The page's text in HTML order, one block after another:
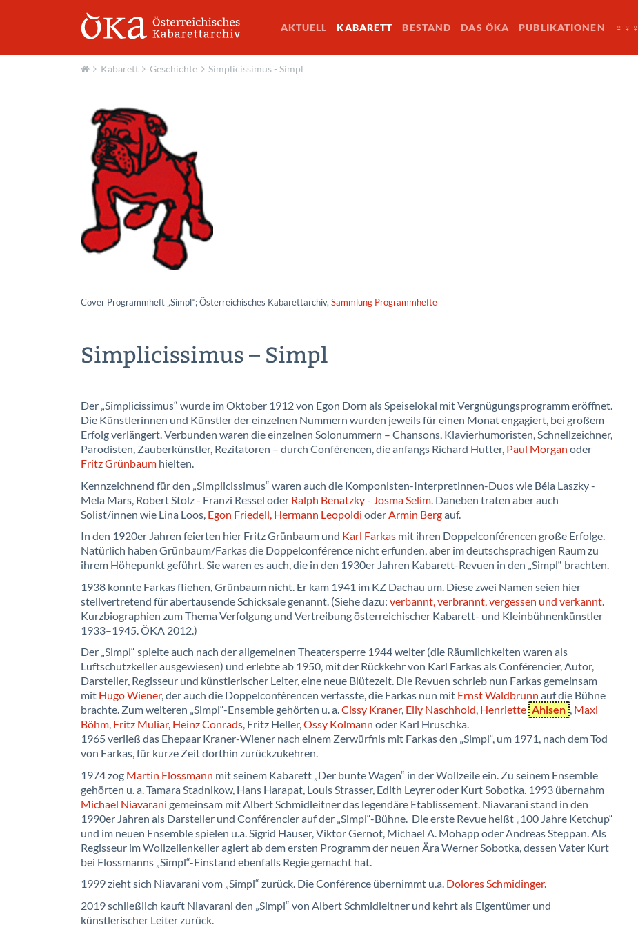
AKTUELL KABARETT BESTAND DAS ÖKA PUBLIKATIONEN ♀♀♀
Kabarett Geschichte Simplicissimus - Simpl
Cover Programmheft „Simpl“; Österreichisches Kabarettarchiv, Sammlung Programmhefte
Simplicissimus – Simpl
Der „Simplicissimus“ wurde im Oktober 1912 von Egon Dorn als Speiselokal mit Vergnügungsprogramm eröffnet.
Die Künstlerinnen und Künstler der einzelnen Nummern wurden jeweils für einen Monat engagiert, bei großem
Erfolg verlängert. Verbunden waren die einzelnen Solonummern – Chansons, Klavierhumoristen, Schnellzeichner,
Parodisten, Zauberkünstler, Rezitatoren – durch Conférencen, die anfangs Richard Hutter, Paul Morgan oder
Fritz Grünbaum hielten.
Kennzeichnend für den „Simplicissimus“ waren auch die Komponisten-Interpretinnen-Duos wie Béla Laszky -
Mela Mars, Robert Stolz - Franzi Ressel oder Ralph Benatzky- Josma Selim. Daneben traten aber auch
Solist/innen wie Lina Loos, Egon Friedell, Hermann Leopoldi oderArmin Bergauf.
In den 1920er Jahren feierten hier Fritz Grünbaum und Karl Farkas mit ihren Doppelconférencen große Erfolge.
Natürlich haben Grünbaum/Farkas die Doppelconférence nicht erfunden, aber im deutschsprachigen Raum zu
ihrem Höhepunkt geführt. Sie waren es auch, die in den 1930er Jahren Kabarett-Revuen in den „Simpl“ brachten.
1938 konnte Farkas fliehen, Grünbaum nicht. Er kam 1941 im KZ Dachau um. Diese zwei Namen seien hier
stellvertretend für abertausende Schicksale genannt. (Siehe dazu: verbannt, verbrannt, vergessen und verkannt.
Kurzbiographien zum Thema Verfolgung und Vertreibung österreichischer Kabarett- und Kleinbühnenkünstler
1933–1945. ÖKA 2012.)
Der „Simpl“ spielte auch nach der allgemeinen Theatersperre 1944 weiter (die Räumlichkeiten waren als
Luftschutzkeller ausgewiesen) und erlebte ab 1950, mit der Rückkehr von Karl Farkas als Conférencier, Autor,
Darsteller, Regisseur und künstlerischer Leiter, eine neue Blütezeit. Die Revuen schrieb nun Farkas gemeinsam
mit Hugo Wiener, der auch die Doppelconférencen verfasste, die Farkas nun mit Ernst Waldbrunn auf die Bühne
brachte. Zum weiteren „Simpl“-Ensemble gehörten u. a.Cissy Kraner, Elly Naschhold, Henriette Ahlsen , Maxi
Böhm, Fritz Muliar, Heinz Conrads, Fritz Heller,Ossy Kolmann oder Karl Hruschka.
1965 verließ das Ehepaar Kraner-Wiener nach einem Zerwürfnis mit Farkas den „Simpl“, um 1971, nach dem Tod
von Farkas, für kurze Zeit dorthin zurückzukehren.
1974 zog Martin Flossmann mit seinem Kabarett „Der bunte Wagen“ in der Wollzeile ein. Zu seinem Ensemble
gehörten u. a. Tamara Stadnikow, Hans Harapat, Louis Strasser, Edith Leyrer oder Kurt Sobotka. 1993 übernahm
Michael Niavarani gemeinsam mit Albert Schmidleitner das legendäre Etablissement. Niavarani stand in den
1990er Jahren als Darsteller und Conférencier auf der „Simpl“-Bühne. Die erste Revue heißt „100 Jahre Ketchup“
und im neuen Ensemble spielen u.a. Sigrid Hauser, Viktor Gernot, Michael A. Mohapp oder Andreas Steppan. Als
Regisseur im Wollzeilenkeller agiert ab dem ersten Programm der neuen Ära Werner Sobotka, dessen Vater Kurt
bei Flossmanns „Simpl“-Einstand ebenfalls Regie gemacht hat.
1999 zieht sich Niavarani vom „Simpl“ zurück. Die Conférence übernimmt u.a. Dolores Schmidinger.
2019 schließlich kauft Niavarani den „Simpl“ von Albert Schmidleitner und kehrt als Eigentümer und
künstlerischer Leiter zurück.